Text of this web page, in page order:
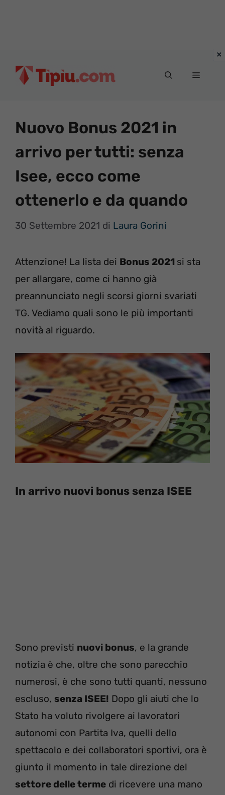
Menu
Nuovo Bonus 2021 in
arrivo per tutti: senza
Isee, ecco come
ottenerlo e da quando
30 Settembre 2021 di Laura Gorini
Attenzione! La lista dei Bonus 2021 si sta
per allargare, come ci hanno già
preannunciato negli scorsi giorni svariati
TG. Vediamo quali sono le più importanti
novità al riguardo.
In arrivo nuovi bonus senza ISEE
Sono previsti nuovi bonus, e la grande
notizia è che, oltre che sono parecchio
numerosi, è che sono tutti quanti, nessuno
escluso, senza ISEE! Dopo gli aiuti che lo
Stato ha voluto rivolgere ai lavoratori
autonomi con Partita Iva, quelli dello
spettacolo e dei collaboratori sportivi, ora è
giunto il momento in tale direzione del
settore delle terme di ricevere una mano